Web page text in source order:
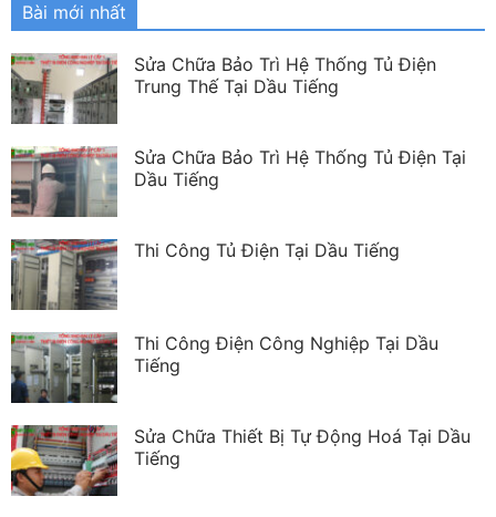
Bài mới nhất
Sửa Chữa Bảo Trì Hệ Thống Tủ Điện
Trung Thế Tại Dầu Tiếng
Sửa Chữa Bảo Trì Hệ Thống Tủ Điện Tại
Dầu Tiếng
Thi Công Tủ Điện Tại Dầu Tiếng
Thi Công Điện Công Nghiệp Tại Dầu
Tiếng
Sửa Chữa Thiết Bị Tự Động Hoá Tại Dầu
Tiếng